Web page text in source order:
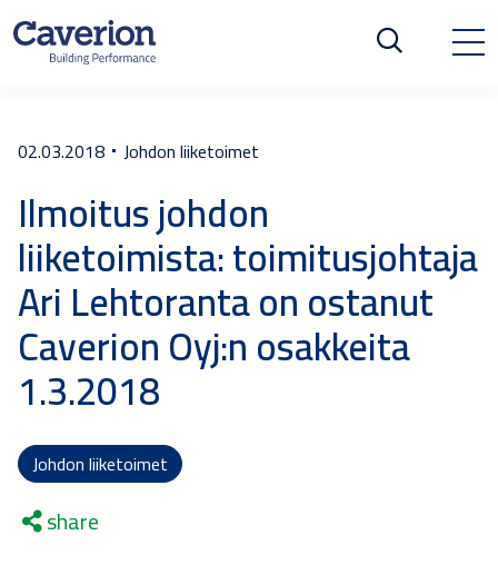
02.03.2018 Johdon liiketoimet
Ilmoitus johdon
liiketoimista: toimitusjohtaja
Ari Lehtoranta on ostanut
Caverion Oyj:n osakkeita
1.3.2018
Johdon liiketoimet
share